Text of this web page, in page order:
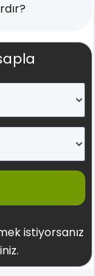
istiyorsanız